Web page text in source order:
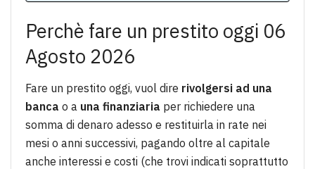
Perchè fare un prestito oggi 06
Agosto 2026
Fare un prestito oggi, vuol dire rivolgersi ad una
banca o a una finanziaria per richiedere una
somma di denaro adesso e restituirla in rate nei
mesi o anni successivi, pagando oltre al capitale
anche interessi e costi (che trovi indicati soprattutto